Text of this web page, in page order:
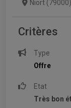
Niort (79000)
Critères
Type
Offre
Etat
Très bon